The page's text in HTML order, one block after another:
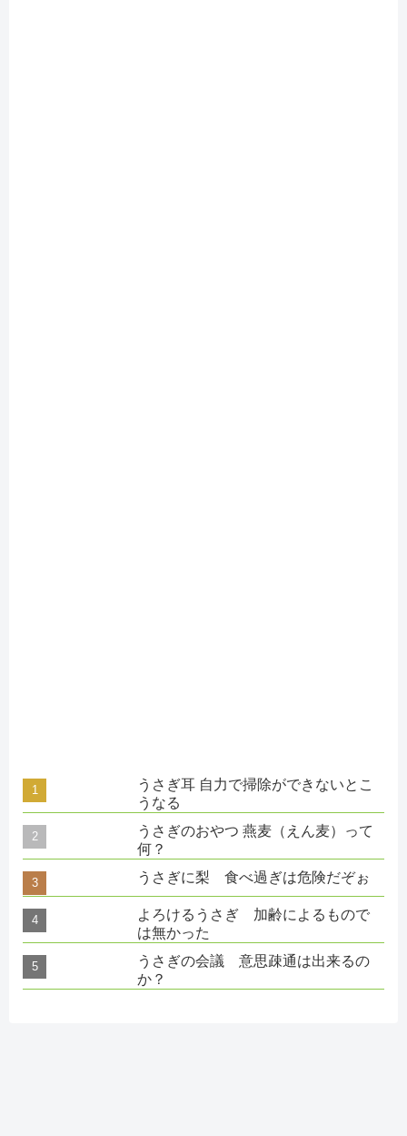
うさぎ耳 自力で掃除ができないとこ
うなる
うさぎのおやつ 燕麦（えん麦）って
何？
うさぎに梨 食べ過ぎは危険だぞぉ
よろけるうさぎ 加齢によるもので
は無かった
うさぎの会議 意思疎通は出来るの
か？